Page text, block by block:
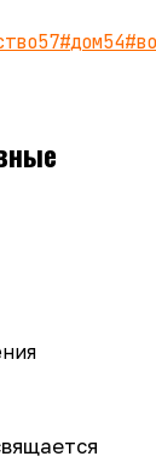
57#дом54#